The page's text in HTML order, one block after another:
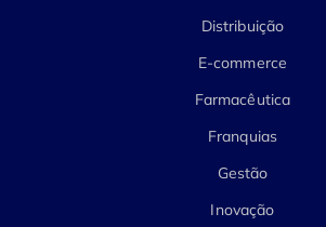
Distribuição
E-commerce
Farmacêutica
Franquias
Gestão
Inovação